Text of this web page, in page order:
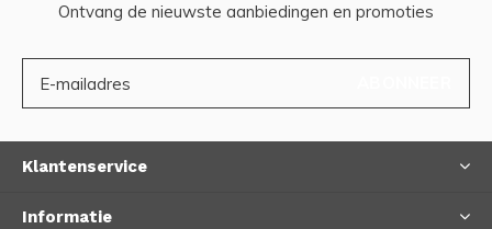
Ontvang de nieuwste aanbiedingen en promoties
Klantenservice
Informatie